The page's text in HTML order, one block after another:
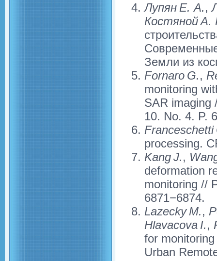
Лупян Е. А.,
Костяной А.
Земли из
Fornaro G.,
monitoring
SAR imaging
10. No. 4. P.
Franceschetti
processing.
Kang J.,
deformation
monitoring //
6871−6874.
Lazecky M.,
Hlavacova I.,
for
Urban